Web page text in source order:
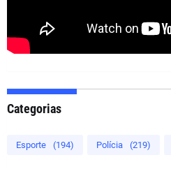
Categorias
Esporte (194) Polícia (219)